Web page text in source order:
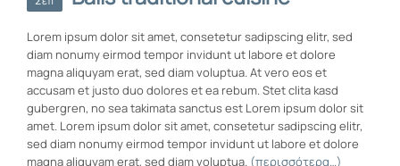
Lorem ipsum dolor sit amet, consetetur sadipscing elitr, sed
diam nonumy eirmod tempor invidunt ut labore et dolore
magna aliquyam erat, sed diam voluptua. At vero eos et
accusam et justo duo dolores et ea rebum. Stet clita kasd
gubergren, no sea takimata sanctus est Lorem ipsum dolor sit
amet. Lorem ipsum dolor sit amet, consetetur sadipscing elitr,
sed diam nonumy eirmod tempor invidunt ut labore et dolore
magna aliquyam erat, sed diam voluptua. (περισσότερα…)